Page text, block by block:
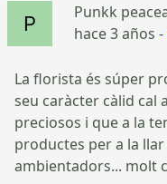
Punkk
hace 3 años -
La florista és súper
seu caràcter càlid cal
preciosos i que a la
productes per a la
ambientadors... molt